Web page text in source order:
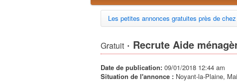
Les petites annonces gratuites près de
Gratuit · Recrute Aide
Date de publication: 09/01/2018 12:44 am
Situation de l'annonce : Noyant-la-Plaine,